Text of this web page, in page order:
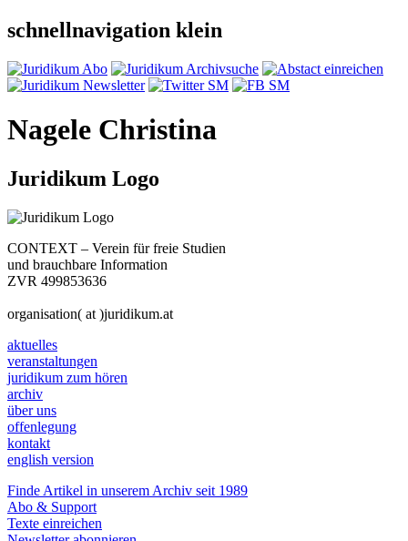
schnellnavigation klein
Nagele Christina
Juridikum Logo
CONTEXT – Verein für freie Studien
und brauchbare Information
ZVR 499853636
organisation( at )juridikum.at
aktuelles
veranstaltungen
juridikum zum hören
archiv
über uns
offenlegung
kontakt
english version
Finde Artikel in unserem Archiv seit 1989
Abo & Support
Texte einreichen